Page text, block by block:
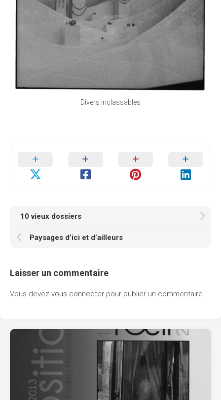
Divers inclassables
10 vieux dossiers
Paysages d’ici et d’ailleurs
Laisser un commentaire
Vous devez vous connecter pour publier un commentaire.